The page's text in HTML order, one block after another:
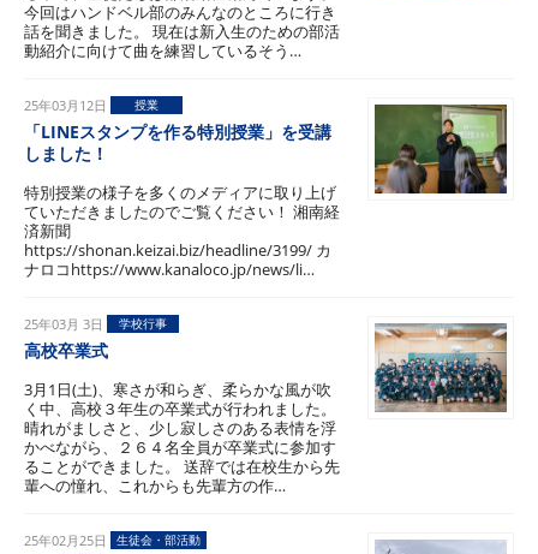
今回はハンドベル部のみんなのところに行き
話を聞きました。 現在は新入生のための部活
動紹介に向けて曲を練習しているそう…
25年03月12日 授業
「LINEスタンプを作る特別授業」を受講
しました！
特別授業の様子を多くのメディアに取り上げ
ていただきましたのでご覧ください！ 湘南経
済新聞
https://shonan.keizai.biz/headline/3199/ カ
ナロコhttps://www.kanaloco.jp/news/li…
25年03月 3日 学校行事
高校卒業式
3月1日(土)、寒さが和らぎ、柔らかな風が吹
く中、高校３年生の卒業式が行われました。
晴れがましさと、少し寂しさのある表情を浮
かべながら、２６４名全員が卒業式に参加す
ることができました。 送辞では在校生から先
輩への憧れ、これからも先輩方の作…
25年02月25日 生徒会・部活動